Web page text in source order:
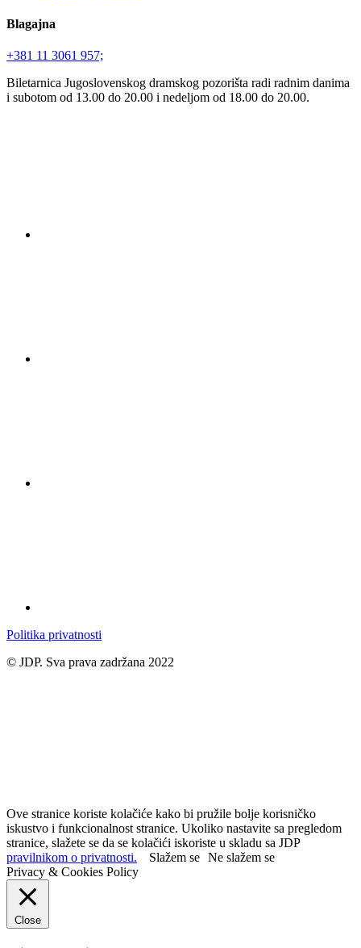
Blagajna
+381 11 3061 957;
Biletarnica Jugoslovenskog dramskog pozorišta radi radnim danima
i subotom od 13.00 do 20.00 i nedeljom od 18.00 do 20.00.
Politika privatnosti
© JDP. Sva prava zadržana 2022
Ove stranice koriste kolačiće kako bi pružile bolje korisničko
iskustvo i funkcionalnost stranice. Ukoliko nastavite sa pregledom
stranice, slažete se da se kolačići iskoriste u skladu sa JDP
pravilnikom o privatnosti.
Slažem se Ne slažem se
Privacy & Cookies Policy
Close